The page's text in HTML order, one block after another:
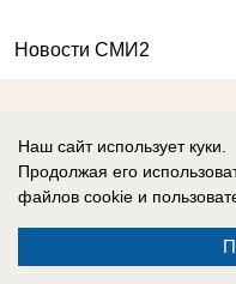
Новости СМИ2
Реклама на сайте
Наш сайт использует куки.
Продолжая его
файлов cookie и